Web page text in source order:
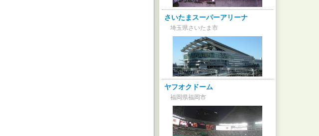
さいたまスーパーアリーナ
埼玉県さいたま市
ヤフオクドーム
福岡県福岡市